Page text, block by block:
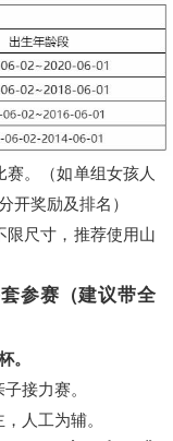
。（如单组女孩人
开奖励及排名）
限尺寸，推荐使用山
参赛（建议带全
。
接力赛。
人工为辅。